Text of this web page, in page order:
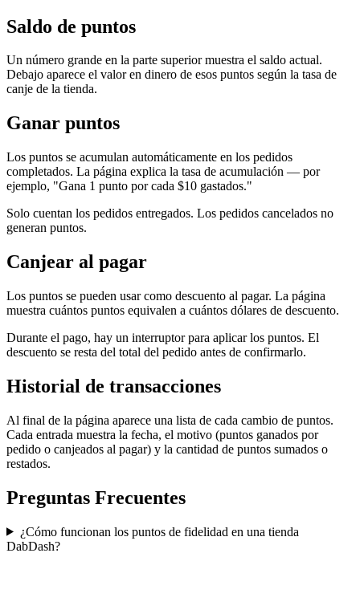
Saldo de puntos
Un número grande en la parte superior muestra el saldo actual.
Debajo aparece el valor en dinero de esos puntos según la tasa de
canje de la tienda.
Ganar puntos
Los puntos se acumulan automáticamente en los pedidos
completados. La página explica la tasa de acumulación — por
ejemplo, "Gana 1 punto por cada $10 gastados."
Solo cuentan los pedidos entregados. Los pedidos cancelados no
generan puntos.
Canjear al pagar
Los puntos se pueden usar como descuento al pagar. La página
muestra cuántos puntos equivalen a cuántos dólares de descuento.
Durante el pago, hay un interruptor para aplicar los puntos. El
descuento se resta del total del pedido antes de confirmarlo.
Historial de transacciones
Al final de la página aparece una lista de cada cambio de puntos.
Cada entrada muestra la fecha, el motivo (puntos ganados por
pedido o canjeados al pagar) y la cantidad de puntos sumados o
restados.
Preguntas Frecuentes
¿Cómo funcionan los puntos de fidelidad en una tienda
DabDash?